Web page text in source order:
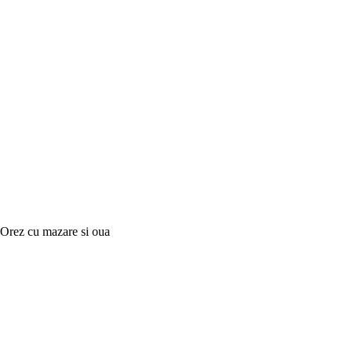
Orez cu mazare si oua